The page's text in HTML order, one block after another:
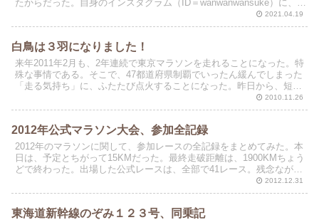
たからだった。自身のインスタグラム（ID＝wanwanwansuke）に、シ
2021.04.19
白鳥は３羽になりました！
来年2011年2月も、2年連続で東京マラソンを走れることになった。特
殊な事情である。そこで、47都道府県制覇でいったん緩んでしまった
「走る気持ち」に、ふたたび点火することになった。昨日から、短い
2010.11.26
2012年公式マラソン大会、参加全記録
2012年のマラソンに関して、参加レースの全記録をまとめてみた。本
日は、予定とちがって15KMだった。最終走破距離は、1900KMちょう
どで終わった。出場した公式レースは、全部で41レース。残念なが
2012.12.31
東海道新幹線のぞみ１２３号、同乗記